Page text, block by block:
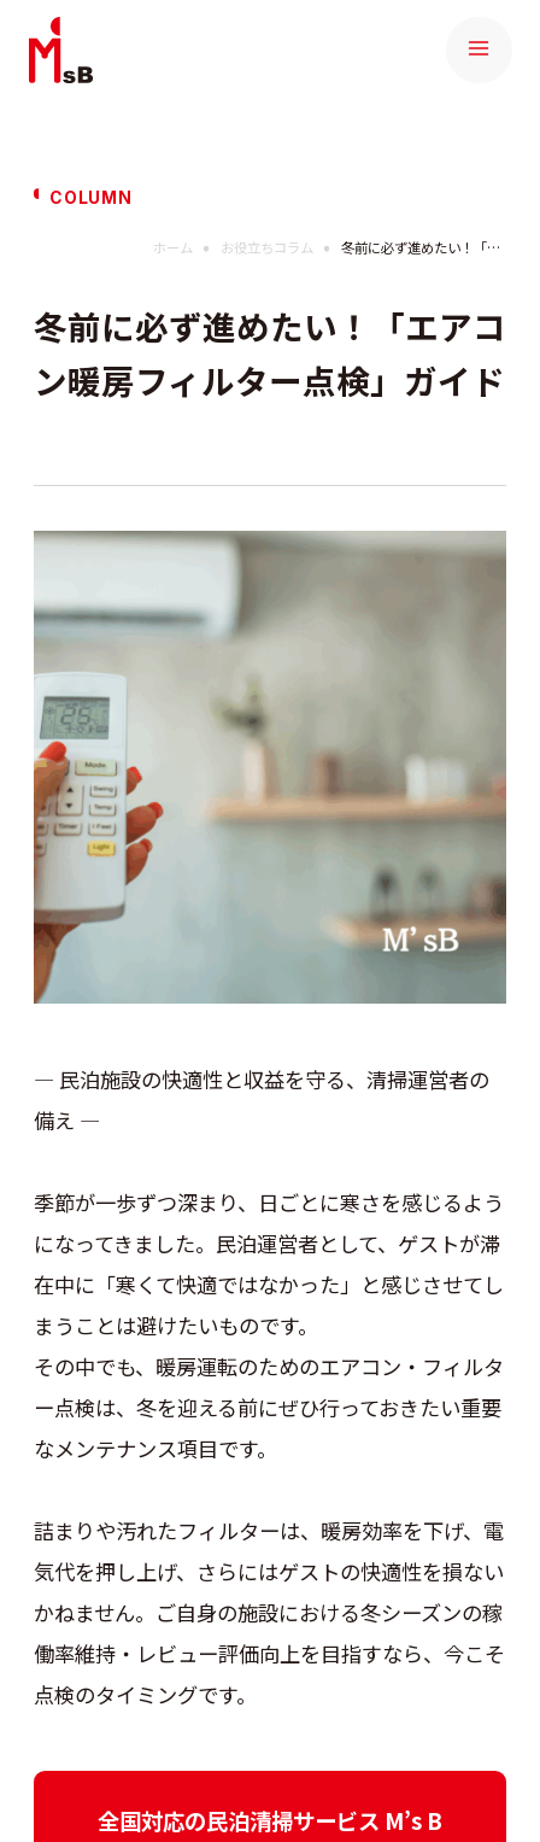
COLUMN
ホーム お役立ちコラム 冬前に必ず進めたい！「エアコン暖房フィルター点検」ガイド
冬前に必ず進めたい！「エアコ
ン暖房フィルター点検」ガイド
― 民泊施設の快適性と収益を守る、清掃運営者の
備え ―
季節が一歩ずつ深まり、日ごとに寒さを感じるよう
になってきました。民泊運営者として、ゲストが滞
在中に「寒くて快適ではなかった」と感じさせてし
まうことは避けたいものです。
その中でも、暖房運転のためのエアコン・フィルタ
ー点検は、冬を迎える前にぜひ行っておきたい重要
なメンテナンス項目です。
詰まりや汚れたフィルターは、暖房効率を下げ、電
気代を押し上げ、さらにはゲストの快適性を損ない
かねません。ご自身の施設における冬シーズンの稼
働率維持・レビュー評価向上を目指すなら、今こそ
点検のタイミングです。
全国対応の民泊清掃サービス M’s B